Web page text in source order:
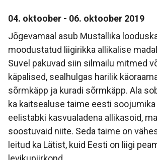
04. oktoober - 06. oktoober 2019
Jõgevamaal asub Mustallika
moodustatud liigirikka allikalise
Suvel pakuvad siin silmailu mitmed
käpalised, sealhulgas harilik
sõrmkäpp ja kuradi sõrmkäpp. Ala
ka kaitsealuse taime eesti
eelistabki kasvualadena allikasoid,
soostuvaid niite. Seda taime on
leitud ka Lätist, kuid Eesti on liigi